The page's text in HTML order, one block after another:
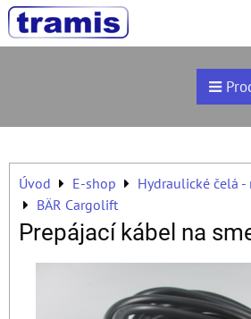
Úvod E-shop
Hydraulické čelá
BÄR Cargolift
Prepájací kábel na